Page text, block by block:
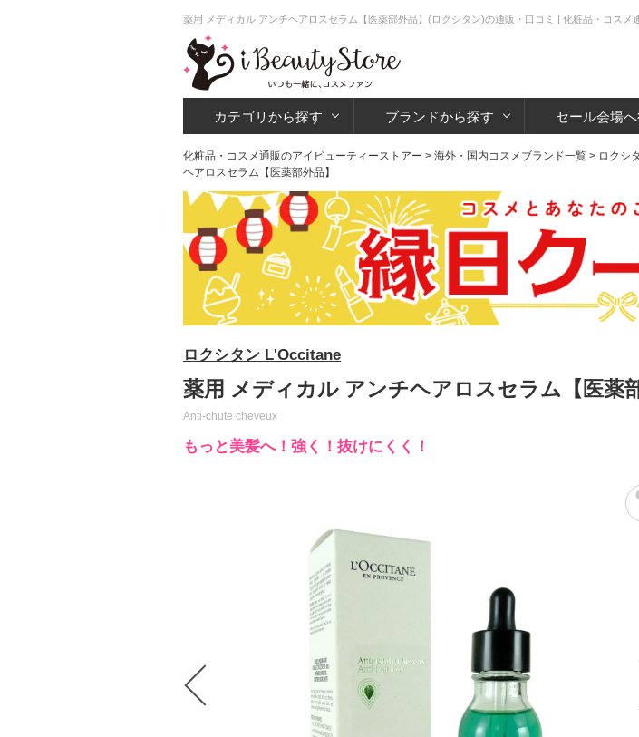
薬用 メディカル アンチヘアロスセラム【医薬部外品】(ロクシタン)の通販・口コミ | 化粧品・コスメ
カテゴリから探す ブランドから探す セール会場へ
化粧品・コスメ通販のアイビューティーストアー > 海外・国内コスメブランド一覧 > ロクシ
ヘアロスセラム【医薬部外品】
ロクシタン L'Occitane
薬用 メディカル アンチヘアロスセラム【医薬
Anti-chute cheveux
もっと美髪へ！強く！抜けにくく！